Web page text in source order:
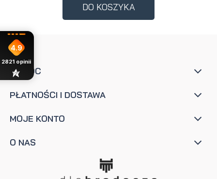
DO KOSZYKA
POMOC
PŁATNOŚCI I DOSTAWA
MOJE KONTO
O NAS
4.9
2821 opinii